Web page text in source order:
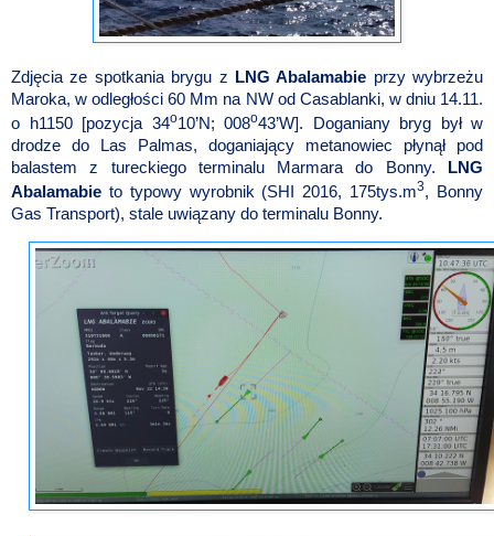
Zdjęcia ze spotkania brygu z LNGAbalamabie przy wybrzeżu
Maroka, w odległości 60 Mm na NW od Casablanki, w dniu 14.11.
o h1150 [pozycja 34o10’N; 008o43’W]. Doganiany bryg był w
drodze do Las Palmas, doganiający metanowiec płynął pod
balastem z tureckiego terminalu Marmara do Bonny.
LNG
Abalamabie to typowy wyrobnik (SHI 2016, 175tys.m3, Bonny
Gas Transport), stale uwiązany do terminalu Bonny.